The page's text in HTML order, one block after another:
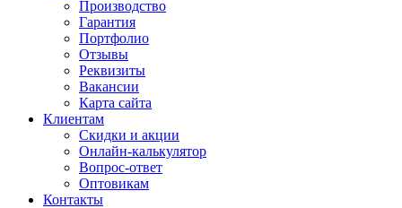
Производство
Гарантия
Портфолио
Отзывы
Реквизиты
Вакансии
Карта сайта
Клиентам
Скидки и акции
Онлайн-калькулятор
Вопрос-ответ
Оптовикам
Контакты